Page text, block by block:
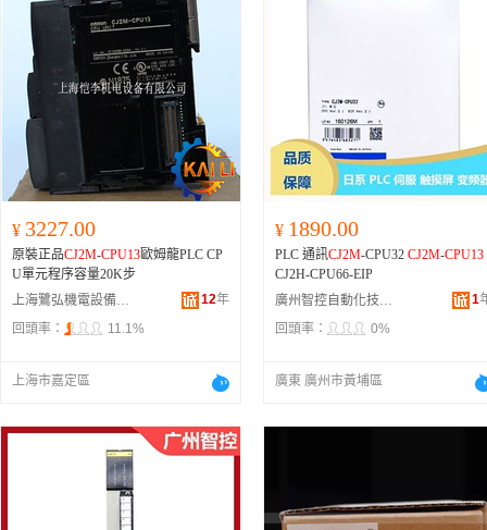
XC11-20、CDU10-10D、CDM2B20-1
00Z、CJ1B4-DCG2005G-10、
01-33639、CJ1B10-20SR、CJ1B15-
18419、CD85N20-40-B、CJ206-
1-5、CJ1B2S-E6533-10、CJ2-10H-A-
U32-25D、CJ2-10H-Z-175Z、CJ1B2-
SU4、CJ1B10-30T、CJ1B10-75、MK
B12-10LZ、CJ2-10HB-XC8-50、
RM21、CJ1B15-01-55411、
-5DZ、CJ2-10H-A-40、CJ2-10H-Z-
10HB-XC8-60、CD85F12-125-B、
5N16-30-B、CDJ2B6-15R-B、CJ2-10
HS-15、CJ2-10HW-75、CDJ2B10-100
¥ 3227.00
原裝正品CJ2M-CPU13歐姆龍PLC CP
U單元程序容量20K步
上海鷺弘機電設備有限公司
12年
回頭率：
11.1%
上海市嘉定區
¥ 1890.00
PLC 通訊CJ2M-CPU32 CJ2M-CPU13
CJ2H-CPU66-EIP
廣州智控自動化技術有限公司
1
回頭率：
0%
廣東 廣州市黃埔區